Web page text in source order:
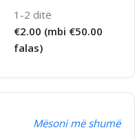
1-2 ditë
€2.00 (mbi €50.00
falas)
Mësoni më shumë